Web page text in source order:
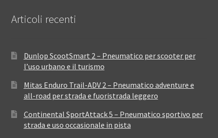
Articoli recenti
Dunlop ScootSmart 2 – Pneumatico per scooter per
l’uso urbano e il turismo
Mitas Enduro Trail-ADV 2 – Pneumatico adventure e
all-road per strada e fuoristrada leggero
Continental SportAttack 5 – Pneumatico sportivo per
strada e uso occasionale in pista